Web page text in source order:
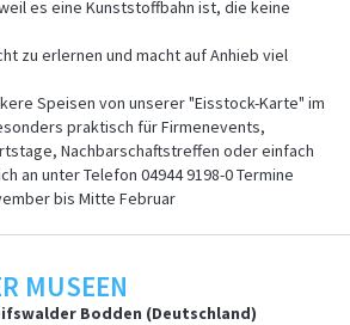
es eine Kunststoffbahn ist, die keine
zu erlernen und macht auf Anhieb viel
Speisen von unserer "Eisstock-Karte" im
praktisch für Firmenevents,
Nachbarschaftstreffen oder einfach
an unter Telefon 04944 9198-0 Termine
bis Mitte Februar
MUSEEN
Bodden (Deutschland)